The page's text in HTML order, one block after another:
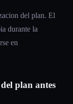
del plan. El
durante la
en
plan antes